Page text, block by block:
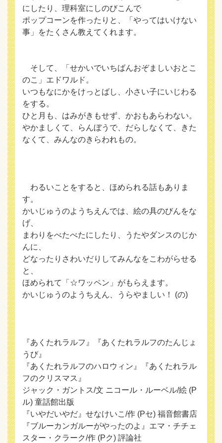
にしたり、理科室にしのびこんで
ポップコーンを作ったりと、「やってはいけない
事」をたくさん教えてくれます。
そして、「せかいでいちばんおぞましいおとこ
のこ」エドワルド。
いつもなにかをけっとばし、小さい子にいじわる
をする。
ひと月も、はみがきもせず、かおもあらわない。
やかましくて、らんぼうで、だらしなくて、きた
なくて、みんなのきらわれもの。
わるいことをすると、ほめられる話もありま
す。
かいじゅうのようちえんでは、絵の具のびんをな
げ、
まわりをべたべたにしたり、うたやダンスのじか
んに、
どなったりさわいだりしてみんなをこわがらせる
と、
ほめられて「☆ワッペン」がもらえます。
かいじゅうのようちえん、うらやましい！ (の)
『あくたれラルフ』『あくたれラルフのたんじょ
うび』
『あくたれラルフのハロウィン』『あくたれラル
フのクリスマス』
ジャック・ガントス/文 ニコール・ルーベル/絵 (P
ル) 童話館出版
『いやだいやだ』せなけいこ/作 (Pセ) 福音館書店
『ブルーカンガルーがやったのよ』エマ・チチェ
スター・クラーク/作 (Pク) 評論社